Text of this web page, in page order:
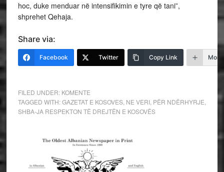
hoc, duke menduar në intensifikimin e tyre që tani”,
shprehet Qehaja.
Share via:
Facebook Twitter Copy Link More
FILED UNDER: KOMENTE
TAGGED WITH:GAZETAT E KOSOVES, NE VERI, PËR NDËRHYRJE
SHBA-JA RESPEKTON TË DREJTËN E KOSOVËS